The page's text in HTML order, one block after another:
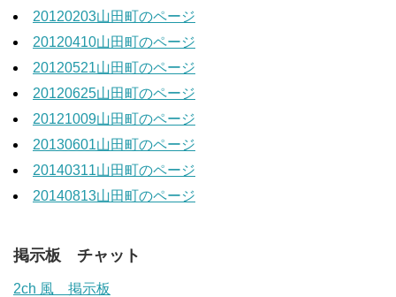
20120203山田町のページ
20120410山田町のページ
20120521山田町のページ
20120625山田町のページ
20121009山田町のページ
20130601山田町のページ
20140311山田町のページ
20140813山田町のページ
掲示板 チャット
2ch 風 掲示板